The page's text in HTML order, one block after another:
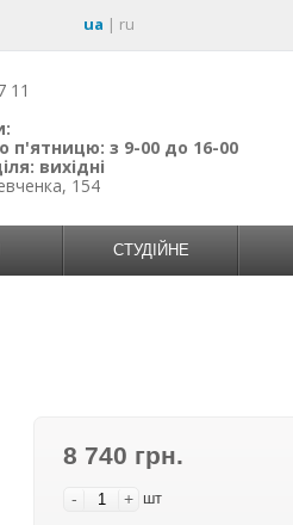
ua | ru
11
п'ятницю: з 9-00 до 16-00
вихідні
154
СТУДІЙНЕ
8 740 грн.
- + шт